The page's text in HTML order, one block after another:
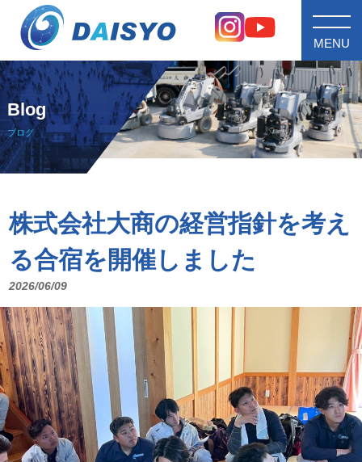
MENU
Blog
ブログ
株式会社大商の経営指針を考え
る合宿を開催しました
2026/06/09